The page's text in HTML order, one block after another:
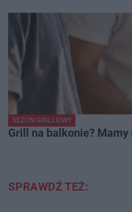
SEZON GRILLOWY
Grill na balkonie? Mamy
SPRAWDŹ TEŻ: